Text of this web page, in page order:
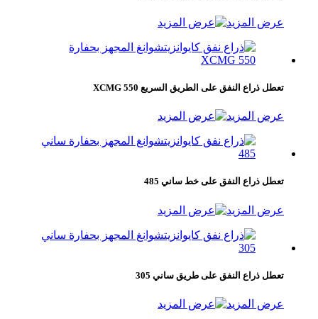
عرض المزيد
تعطل ذراع النفق على الطريق السريع XCMG 550
عرض المزيد
تعطل ذراع النفق على خط ساني 485
عرض المزيد
تعطل ذراع النفق على طريق ساني 305
عرض المزيد